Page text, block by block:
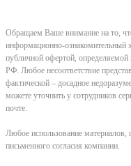
Обращаем Ваше внимание на то,
информационно-ознакомительный
публичной офертой,
РФ. Любое несоответствие
фактической – досадное
можете уточнить у сотрудников
почте.
Любое использование материалов,
письменного согласия компании.